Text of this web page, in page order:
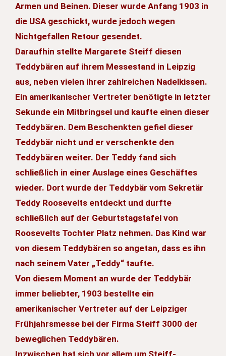
Armen und Beinen. Dieser wurde Anfang 1903 in
die USA geschickt, wurde jedoch wegen
Nichtgefallen Retour gesendet.
Daraufhin stellte Margarete Steiff diesen
Teddybären auf ihrem Messestand in Leipzig
aus, neben vielen ihrer zahlreichen Nadelkissen.
Ein amerikanischer Vertreter benötigte in letzter
Sekunde ein Mitbringsel und kaufte einen dieser
Teddybären. Dem Beschenkten gefiel dieser
Teddybär nicht und er verschenkte den
Teddybären weiter. Der Teddy fand sich
schließlich in einer Auslage eines Geschäftes
wieder. Dort wurde der Teddybär vom Sekretär
Teddy Roosevelts entdeckt und durfte
schließlich auf der Geburtstagstafel von
Roosevelts Tochter Platz nehmen. Das Kind war
von diesem Teddybären so angetan, dass es ihn
nach seinem Vater „Teddy“ taufte.
Von diesem Moment an wurde der Teddybär
immer beliebter, 1903 bestellte ein
amerikanischer Vertreter auf der Leipziger
Frühjahrsmesse bei der Firma Steiff 3000 der
beweglichen Teddybären.
Inzwischen hat sich vor allem um Steiff-